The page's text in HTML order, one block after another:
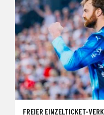
FREIER EINZELTICKET-